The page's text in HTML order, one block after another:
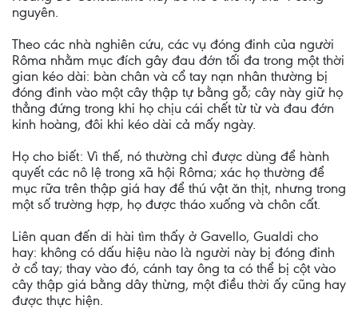
nguyên.
Theo các nhà nghiên cứu, các vụ đóng đinh của người
Rôma nhằm mục đích gây đau đớn tối đa trong một thời
gian kéo dài: bàn chân và cổ tay nạn nhân thường bị
đóng đinh vào một cây thập tự bằng gỗ; cây này giữ họ
thẳng đứng trong khi họ chịu cái chết từ từ và đau đớn
kinh hoàng, đôi khi kéo dài cả mấy ngày.
Họ cho biết: Vì thế, nó thường chỉ được dùng để hành
quyết các nô lệ trong xã hội Rôma; xác họ thường để
mục rữa trên thập giá hay để thú vật ăn thịt, nhưng trong
một số trường hợp, họ được tháo xuống và chôn cất.
Liên quan đến di hài tìm thấy ở Gavello, Gualdi cho
hay: không có dấu hiệu nào là người này bị đóng đinh
ở cổ tay; thay vào đó, cánh tay ông ta có thể bị cột vào
cây thập giá bằng dây thừng, một điều thời ấy cũng hay
được thực hiện.